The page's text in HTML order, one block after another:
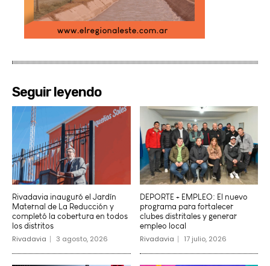
Seguir leyendo
Rivadavia inauguró el Jardín
Maternal de La Reducción y
completó la cobertura en todos
los distritos
Rivadavia 3 agosto, 2026
DEPORTE + EMPLEO: El nuevo
programa para fortalecer
clubes distritales y generar
empleo local
Rivadavia 17 julio, 2026